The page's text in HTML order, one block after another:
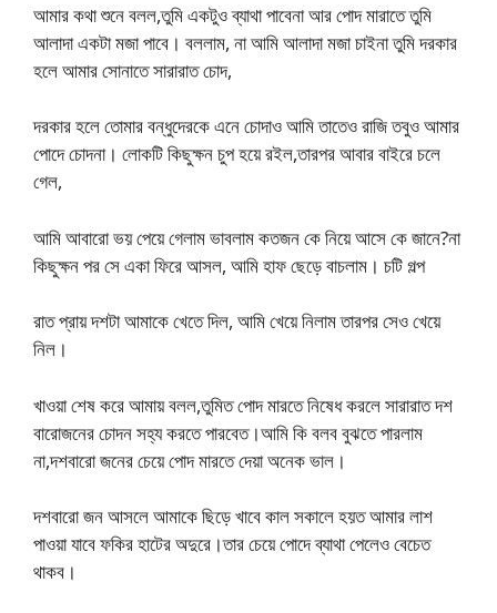
আমার কথা শুনে বলল,তুমি একটুও ব্যাথা পাবেনা আর পোদ মারাতে তুমি
আলাদা একটা মজা পাবে। বললাম, না আমি আলাদা মজা চাইনা তুমি দরকার
হলে আমার সোনাতে সারারাত চোদ,
দরকার হলে তোমার বন্ধুদেরকে এনে চোদাও আমি তাতেও রাজি তবুও আমার
পোদে চোদনা। লোকটি কিছুক্ষন চুপ হয়ে রইল,তারপর আবার বাইরে চলে
গেল,
আমি আবারো ভয় পেয়ে গেলাম ভাবলাম কতজন কে নিয়ে আসে কে জানে?না
কিছুক্ষন পর সে একা ফিরে আসল, আমি হাফ ছেড়ে বাচলাম। চটি গল্প
রাত প্রায় দশটা আমাকে খেতে দিল, আমি খেয়ে নিলাম তারপর সেও খেয়ে
নিল।
খাওয়া শেষ করে আমায় বলল,তুমিত পোদ মারতে নিষেধ করলে সারারাত দশ
বারোজনের চোদন সহ্য করতে পারবেত।আমি কি বলব বুঝতে পারলাম
না,দশবারো জনের চেয়ে পোদ মারতে দেয়া অনেক ভাল।
দশবারো জন আসলে আমাকে ছিড়ে খাবে কাল সকালে হয়ত আমার লাশ
পাওয়া যাবে ফকির হাটের অদুরে।তার চেয়ে পোদে ব্যাথা পেলেও বেচেত
থাকব।